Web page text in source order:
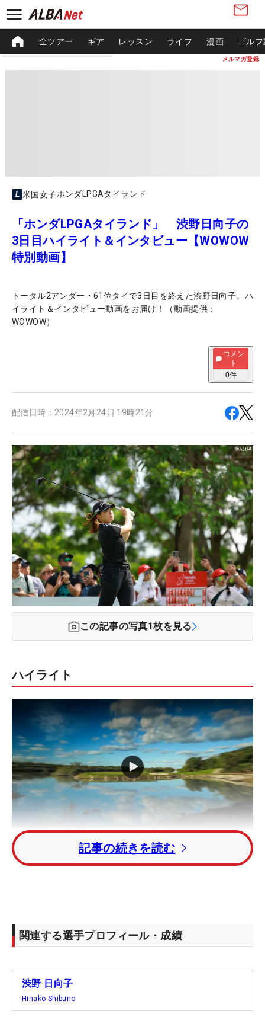
メルマガ登録
全ツアー ギア レッスン ライフ 漫画 ゴル
米国女子ホンダLPGAタイランド
「ホンダLPGAタイランド」 渋野日向子の
3日目ハイライト＆インタビュー【WOWOW
特別動画】
トータル2アンダー・61位タイで3日目を終えた渋野日向子。ハ
イライト＆インタビュー動画をお届け！（動画提供：
WOWOW）
コメン
ト
0件
配信日時： 2024年2月24日 19時21分
この記事の写真1枚を見る
ハイライト
インタビュー
記事の続きを読む
関連する選手プロフィール・成績
渋野 日向子
Hinako Shibuno